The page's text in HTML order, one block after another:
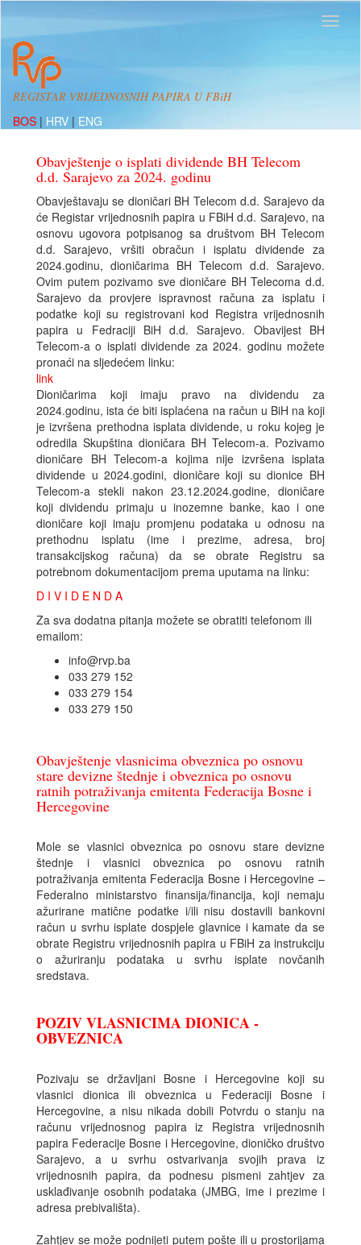
REGISTAR VRIJEDNOSNIH PAPIRA U FBiH
BOS | HRV | ENG
Obavještenje o isplati dividende BH Telecom
d.d. Sarajevo za 2024. godinu
Obavještavaju se dioničari BH Telecom d.d. Sarajevo da
će Registar vrijednosnih papira u FBiH d.d. Sarajevo, na
osnovu ugovora potpisanog sa društvom BH Telecom
d.d. Sarajevo, vršiti obračun i isplatu dividende za
2024.godinu, dioničarima BH Telecom d.d. Sarajevo.
Ovim putem pozivamo sve dioničare BH Telecoma d.d.
Sarajevo da provjere ispravnost računa za isplatu i
podatke koji su registrovani kod Registra vrijednosnih
papira u Fedraciji BiH d.d. Sarajevo. Obavijest BH
Telecom-a o isplati dividende za 2024. godinu možete
pronaći na sljedećem linku:
link
Dioničarima koji imaju pravo na dividendu za
2024.godinu, ista će biti isplaćena na račun u BiH na koji
je izvršena prethodna isplata dividende, u roku kojeg je
odredila Skupština dioničara BH Telecom-a. Pozivamo
dioničare BH Telecom-a kojima nije izvršena isplata
dividende u 2024.godini, dioničare koji su dionice BH
Telecom-a stekli nakon 23.12.2024.godine, dioničare
koji dividendu primaju u inozemne banke, kao i one
dioničare koji imaju promjenu podataka u odnosu na
prethodnu isplatu (ime i prezime, adresa, broj
transakcijskog računa) da se obrate Registru sa
potrebnom dokumentacijom prema uputama na linku:
D I V I D E N D A
Za sva dodatna pitanja možete se obratiti telefonom ili
emailom:
info@rvp.ba
033 279 152
033 279 154
033 279 150
Obavještenje vlasnicima obveznica po osnovu
stare devizne štednje i obveznica po osnovu
ratnih potraživanja emitenta Federacija Bosne i
Hercegovine
Mole se vlasnici obveznica po osnovu stare devizne
štednje i vlasnici obveznica po osnovu ratnih
potraživanja emitenta Federacija Bosne i Hercegovine –
Federalno ministarstvo finansija/financija, koji nemaju
ažurirane matične podatke i/ili nisu dostavili bankovni
račun u svrhu isplate dospjele glavnice i kamate da se
obrate Registru vrijednosnih papira u FBiH za instrukciju
o ažuriranju podataka u svrhu isplate novčanih
sredstava.
POZIV VLASNICIMA DIONICA -
OBVEZNICA
Pozivaju se državljani Bosne i Hercegovine koji su
vlasnici dionica ili obveznica u Federaciji Bosne i
Hercegovine, a nisu nikada dobili Potvrdu o stanju na
računu vrijednosnog papira iz Registra vrijednosnih
papira Federacije Bosne i Hercegovine, dioničko društvo
Sarajevo, a u svrhu ostvarivanja svojih prava iz
vrijednosnih papira, da podnesu pismeni zahtjev za
usklađivanje osobnih podataka (JMBG, ime i prezime i
adresa prebivališta).
Zahtjev se može podnijeti putem pošte ili u prostorijama